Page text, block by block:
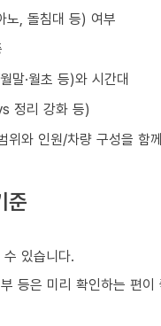
노, 돌침대 등) 여부
말·월초 등)와 시간대
정리 강화 등)
위와 인원/차량 구성을 함
준
있습니다.
등은 미리 확인하는 편이